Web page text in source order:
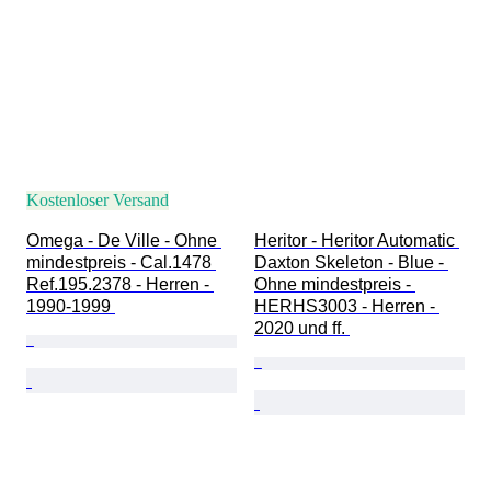
Kostenloser Versand
Omega - De Ville - Ohne
mindestpreis - Cal.1478
Ref.195.2378 - Herren -
1990-1999
Heritor - Heritor Automatic
Daxton Skeleton - Blue -
Ohne mindestpreis -
HERHS3003 - Herren -
2020 und ff.